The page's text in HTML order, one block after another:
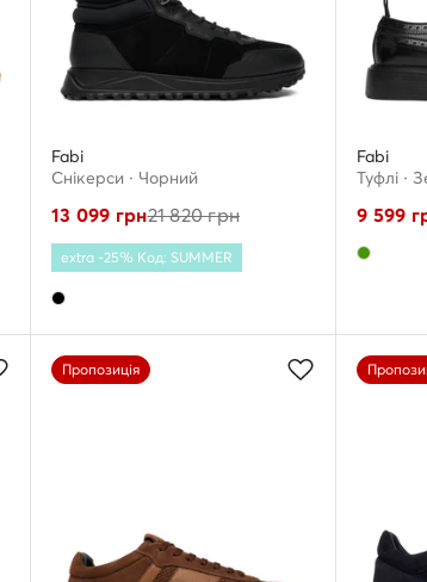
Fabi
Снікерcи · Чорний
13 099 грн21 820грн
extra -25% Код: SUMMER
Fabi
Туфлі ·
9 599
Пропозиція